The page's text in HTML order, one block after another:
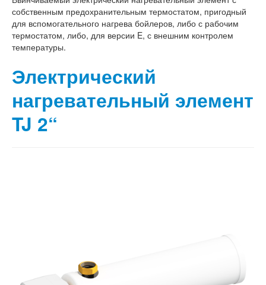
собственным предохранительным термостатом, пригодный
для вспомогательного нагрева бойлеров, либо с рабочим
термостатом, либо, для версии E, с внешним контролем
температуры.
Электрический
нагревательный элемент
TJ 2“